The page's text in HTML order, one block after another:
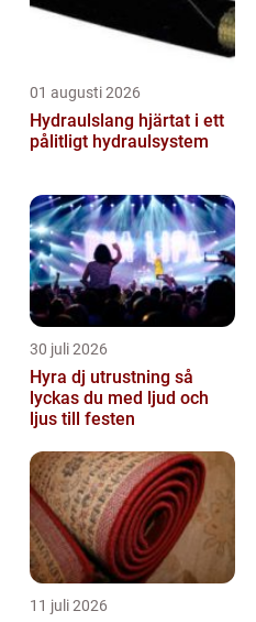
01 augusti 2026
Hydraulslang hjärtat i ett
pålitligt hydraulsystem
30 juli 2026
Hyra dj utrustning så
lyckas du med ljud och
ljus till festen
11 juli 2026